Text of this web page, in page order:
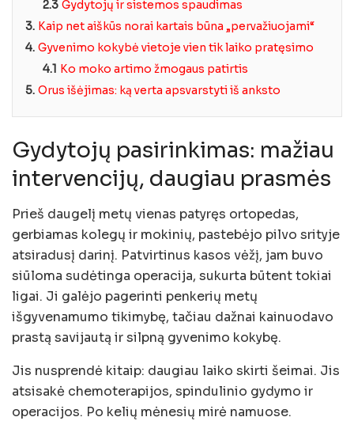
2.3 Gydytojų ir sistemos spaudimas
3. Kaip net aiškūs norai kartais būna „pervažiuojami“
4. Gyvenimo kokybė vietoje vien tik laiko pratęsimo
4.1 Ko moko artimo žmogaus patirtis
5. Orus išėjimas: ką verta apsvarstyti iš anksto
Gydytojų pasirinkimas: mažiau
intervencijų, daugiau prasmės
Prieš daugelį metų vienas patyręs ortopedas,
gerbiamas kolegų ir mokinių, pastebėjo pilvo srityje
atsiradusį darinį. Patvirtinus kasos vėžį, jam buvo
siūloma sudėtinga operacija, sukurta būtent tokiai
ligai. Ji galėjo pagerinti penkerių metų
išgyvenamumo tikimybę, tačiau dažnai kainuodavo
prastą savijautą ir silpną gyvenimo kokybę.
Jis nusprendė kitaip: daugiau laiko skirti šeimai. Jis
atsisakė chemoterapijos, spindulinio gydymo ir
operacijos. Po kelių mėnesių mirė namuose.